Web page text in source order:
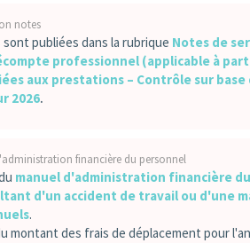
notes
publiées dans la rubrique Notes de
professionnel (applicable à
aux prestations – Contrôle sur
2026.
financière du personnel
manuel d'administration financière
d'un accident de travail ou d'une
.
montant des frais de déplacement pour